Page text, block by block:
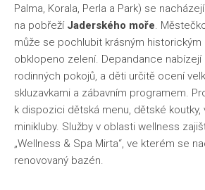
Palma, Korala, Perla a Park) se
na pobřeží Jaderského moře.
může se pochlubit krásným
obklopeno zelení. Depandance
rodinných pokojů, a děti určitě ocení
skluzavkami a zábavním programem.
k dispozici dětská menu, dětské koutky,
minikluby. Služby v oblasti wellness
„Wellness & Spa Mirta“, ve kterém se
renovovaný bazén.